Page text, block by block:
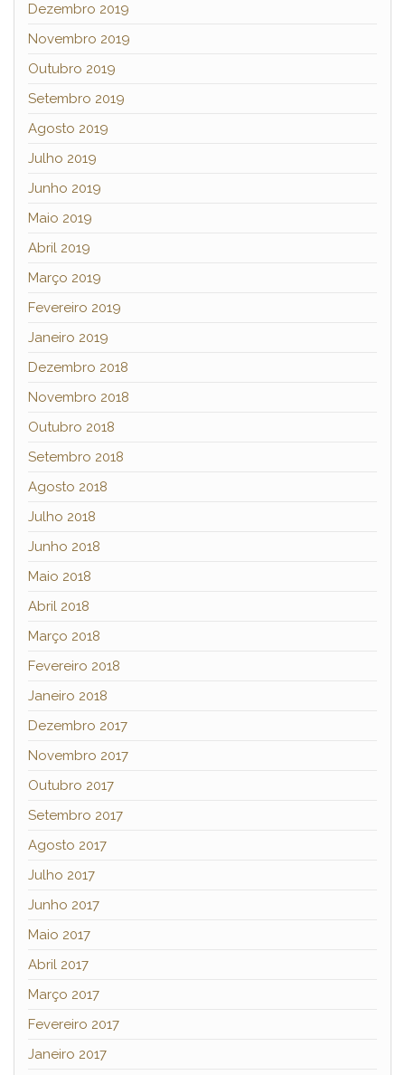
Dezembro 2019
Novembro 2019
Outubro 2019
Setembro 2019
Agosto 2019
Julho 2019
Junho 2019
Maio 2019
Abril 2019
Março 2019
Fevereiro 2019
Janeiro 2019
Dezembro 2018
Novembro 2018
Outubro 2018
Setembro 2018
Agosto 2018
Julho 2018
Junho 2018
Maio 2018
Abril 2018
Março 2018
Fevereiro 2018
Janeiro 2018
Dezembro 2017
Novembro 2017
Outubro 2017
Setembro 2017
Agosto 2017
Julho 2017
Junho 2017
Maio 2017
Abril 2017
Março 2017
Fevereiro 2017
Janeiro 2017